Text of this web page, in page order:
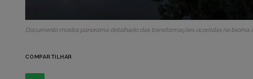
Documento mostra panorama detalhado das transformações ocorridas no bioma
COMPARTILHAR